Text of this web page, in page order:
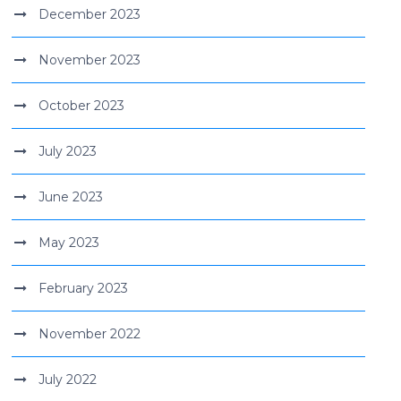
December 2023
November 2023
October 2023
July 2023
June 2023
May 2023
February 2023
November 2022
July 2022